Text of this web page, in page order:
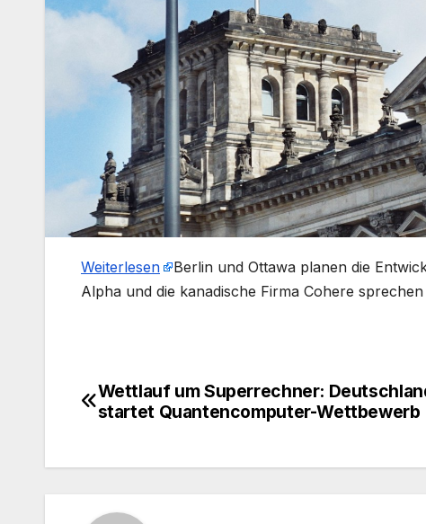
Weiterlesen
​Berlin und Ottawa planen die
Alpha und die kanadische Firma Cohere
Beitragsnavigation
Wettlauf um Superrechner:
startet Quantencomputer-Wettbewerb